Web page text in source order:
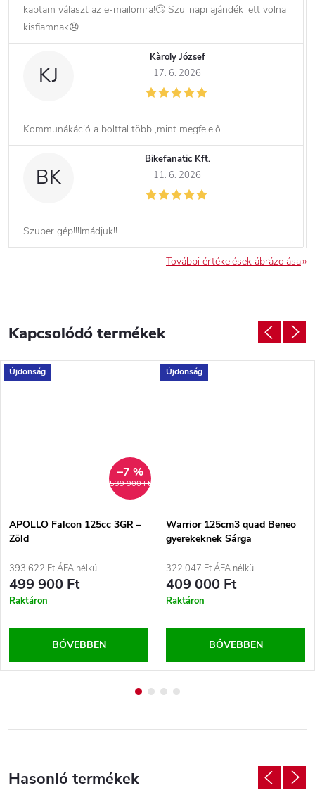
kaptam választ az e-mailomra!🙄 Szülinapi ajándék lett volna
kisfiamnak😞
KJ
Kàroly József
17. 6. 2026
Kommunákáció a bolttal több ,mint megfelelő.
BK
Bikefanatic Kft.
11. 6. 2026
Szuper gép!!!Imádjuk!!
További értékelések ábrázolása
Kapcsolódó termékek
Újdonság
539 900 Ft
–7 %
APOLLO Falcon 125cc 3GR –
Zöld
393 622 Ft ÁFA nélkül
499 900 Ft
Raktáron
BŐVEBBEN
Újdonság
Warrior 125cm3 quad Beneo
gyerekeknek Sárga
322 047 Ft ÁFA nélkül
409 000 Ft
Raktáron
BŐVEBBEN